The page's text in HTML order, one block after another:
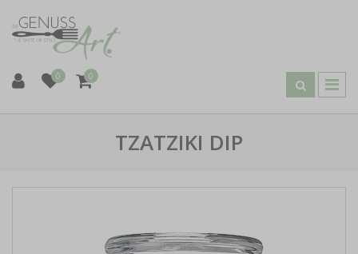
0 0
TZATZIKI DIP